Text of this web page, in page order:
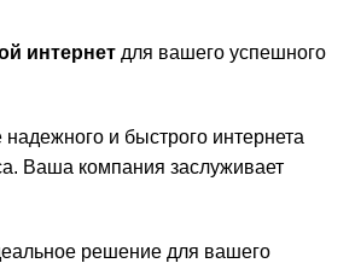
интернет для вашего успешного
и быстрого интернета
Ваша компания заслуживает
решение для вашего